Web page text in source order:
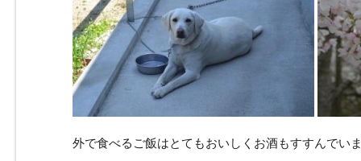
外で食べるご飯はとてもおいしくお酒もすすんでい